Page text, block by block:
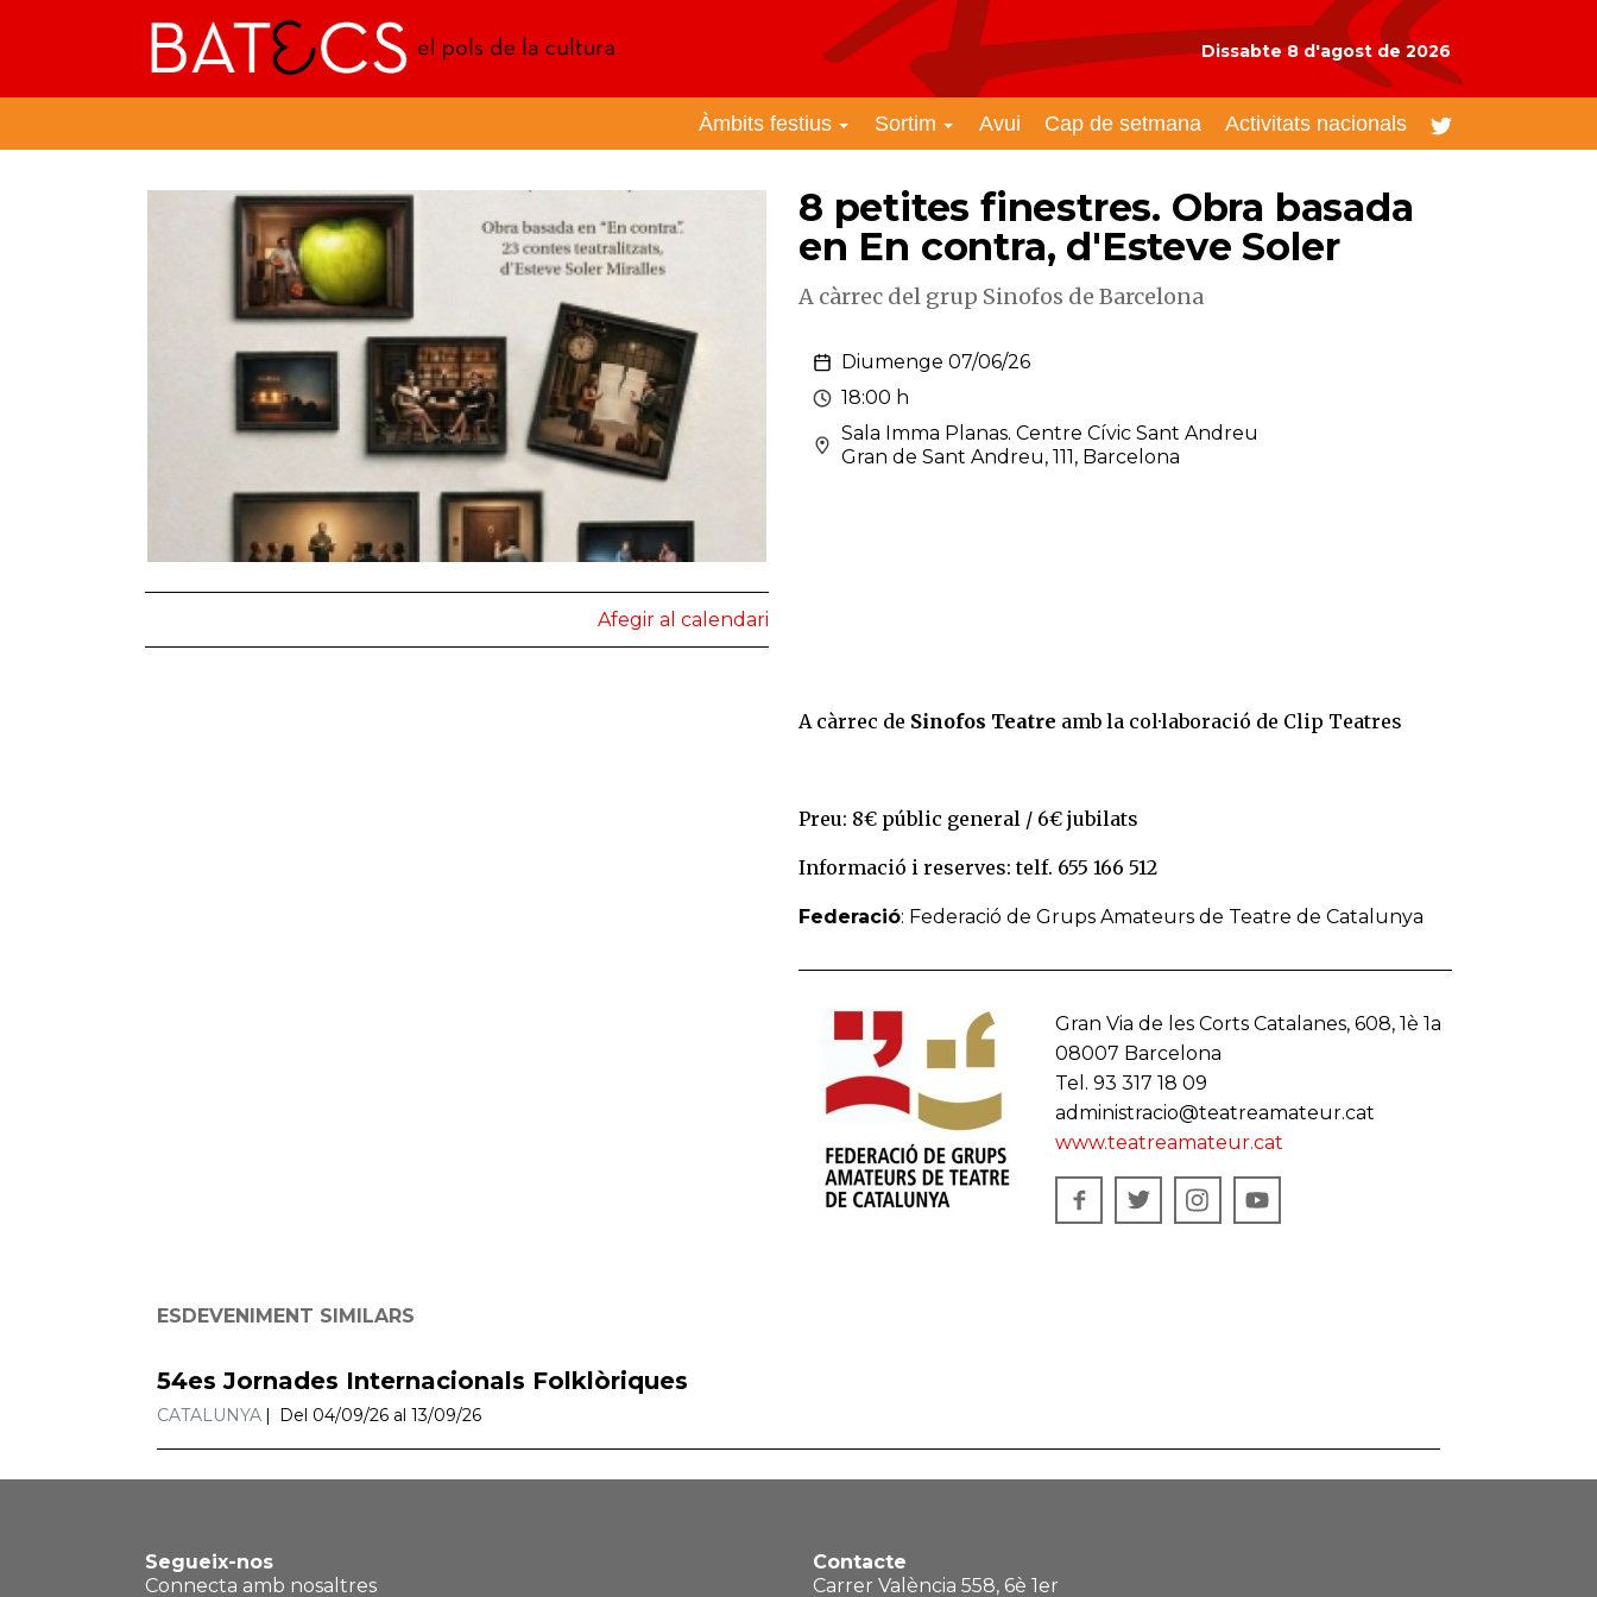
Batecs Dissabte 8 d'agost de 2026
Àmbits festius Sortim Avui Cap de setmana Activitats nacionals
Afegir al calendari
8 petites finestres. Obra basada
en En contra, d'Esteve Soler
A càrrec del grup Sinofos de Barcelona
Diumenge 07/06/26
18:00 h
Sala Imma Planas. Centre Cívic Sant Andreu
Gran de Sant Andreu, 111, Barcelona
A càrrec de Sinofos Teatre amb la col·laboració de Clip Teatres
Preu: 8€ públic general / 6€ jubilats
Informació i reserves: telf. 655 166 512
Federació: Federació de Grups Amateurs de Teatre de Catalunya
Gran Via de les Corts Catalanes, 608, 1è 1a
08007 Barcelona
Tel. 93 317 18 09
administracio@teatreamateur.cat
www.teatreamateur.cat
ESDEVENIMENT SIMILARS
54es Jornades Internacionals Folklòriques
CATALUNYA Del 04/09/26 al 13/09/26
Segueix-nos
Connecta amb nosaltres
Contacte
Carrer València 558, 6è 1er